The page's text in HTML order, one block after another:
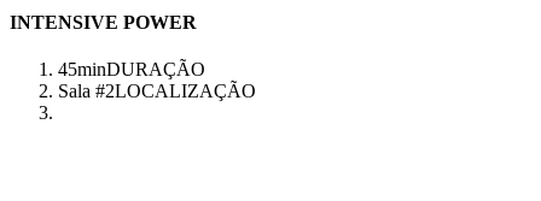
INTENSIVE POWER
45minDURAÇÃO
Sala #2LOCALIZAÇÃO